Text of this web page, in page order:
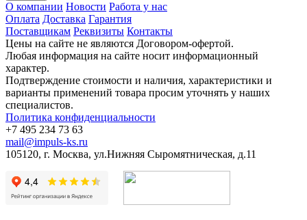
О компании Новости Работа у нас
Оплата Доставка Гарантия
Поставщикам Реквизиты Контакты
Цены на сайте не являются Договором-офертой.
Любая информация на сайте носит информационный
характер.
Подтверждение стоимости и наличия, характеристики и
варианты применений товара просим уточнять у наших
специалистов.
Политика конфиденциальности
+7 495 234 73 63
mail@impuls-ks.ru
105120, г. Москва, ул.Нижняя Сыромятническая, д.11